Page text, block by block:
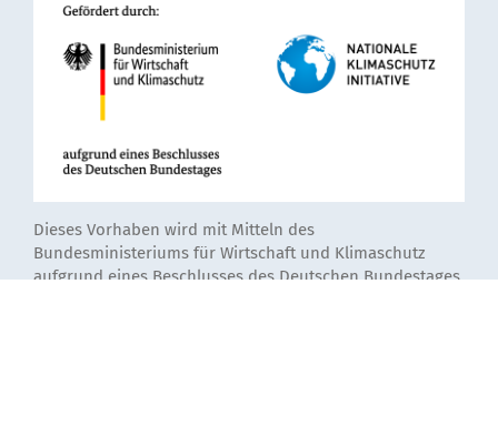
Dieses Vorhaben wird mit Mitteln des
Bundesministeriums für Wirtschaft und Klimaschutz
aufgrund eines Beschlusses des Deutschen Bundestages